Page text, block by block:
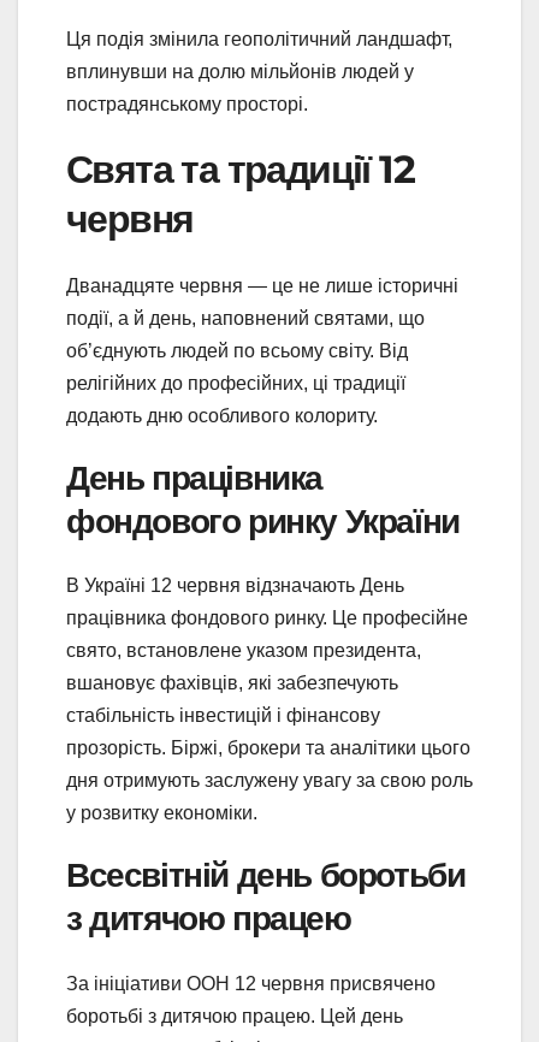
Ця подія змінила геополітичний ландшафт,
вплинувши на долю мільйонів людей у
пострадянському просторі.
Свята та традиції 12
червня
Дванадцяте червня — це не лише історичні
події, а й день, наповнений святами, що
об’єднують людей по всьому світу. Від
релігійних до професійних, ці традиції
додають дню особливого колориту.
День працівника
фондового ринку України
В Україні 12 червня відзначають День
працівника фондового ринку. Це професійне
свято, встановлене указом президента,
вшановує фахівців, які забезпечують
стабільність інвестицій і фінансову
прозорість. Біржі, брокери та аналітики цього
дня отримують заслужену увагу за свою роль
у розвитку економіки.
Всесвітній день боротьби
з дитячою працею
За ініціативи ООН 12 червня присвячено
боротьбі з дитячою працею. Цей день